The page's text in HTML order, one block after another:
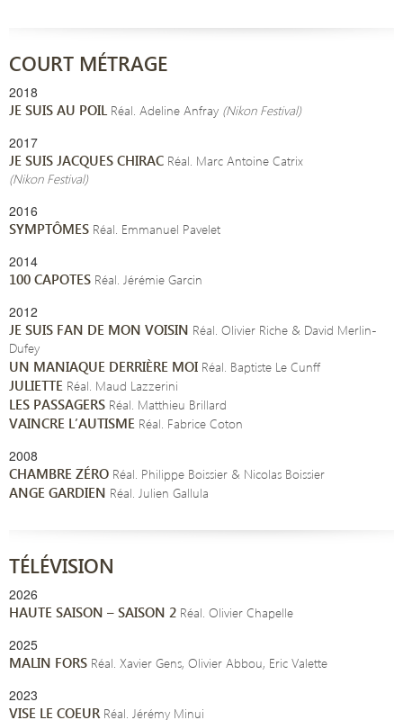
COURT MÉTRAGE
2018
JE SUIS AU POIL Réal. Adeline Anfray (Nikon Festival)
2017
JE SUIS JACQUES CHIRAC Réal. Marc Antoine Catrix
(Nikon Festival)
2016
SYMPTÔMES Réal. Emmanuel Pavelet
2014
100 CAPOTES Réal. Jérémie Garcin
2012
JE SUIS FAN DE MON VOISIN Réal. Olivier Riche & David Merlin-
Dufey
UN MANIAQUE DERRIÈRE MOI Réal. Baptiste Le Cunff
JULIETTE Réal. Maud Lazzerini
LES PASSAGERS Réal. Matthieu Brillard
VAINCRE L’AUTISME Réal. Fabrice Coton
2008
CHAMBRE ZÉRO Réal. Philippe Boissier & Nicolas Boissier
ANGE GARDIEN Réal. Julien Gallula
TÉLÉVISION
2026
HAUTE SAISON – SAISON 2 Réal. Olivier Chapelle
2025
MALIN FORS Réal. Xavier Gens, Olivier Abbou, Eric Valette
2023
VISE LE COEUR Réal. Jérémy Minui